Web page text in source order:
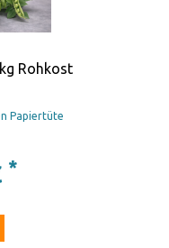
Rohkost
Papiertüte
*